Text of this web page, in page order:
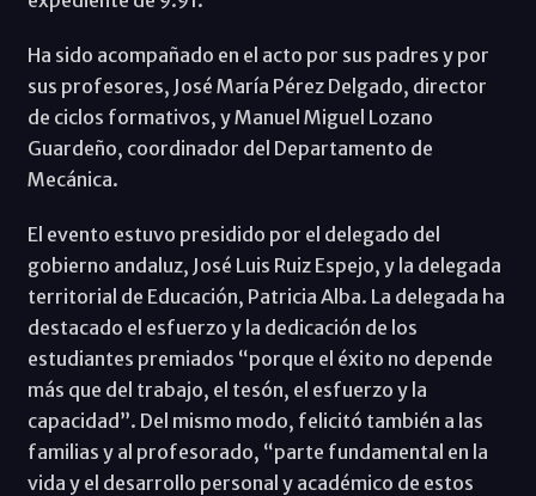
Ha sido acompañado en el acto por sus padres y por
sus profesores, José María Pérez Delgado, director
de ciclos formativos, y Manuel Miguel Lozano
Guardeño, coordinador del Departamento de
Mecánica.
El evento estuvo presidido por el delegado del
gobierno andaluz, José Luis Ruiz Espejo, y la delegada
territorial de Educación, Patricia Alba. La delegada ha
destacado el esfuerzo y la dedicación de los
estudiantes premiados “porque el éxito no depende
más que del trabajo, el tesón, el esfuerzo y la
capacidad”. Del mismo modo, felicitó también a las
familias y al profesorado, “parte fundamental en la
vida y el desarrollo personal y académico de estos